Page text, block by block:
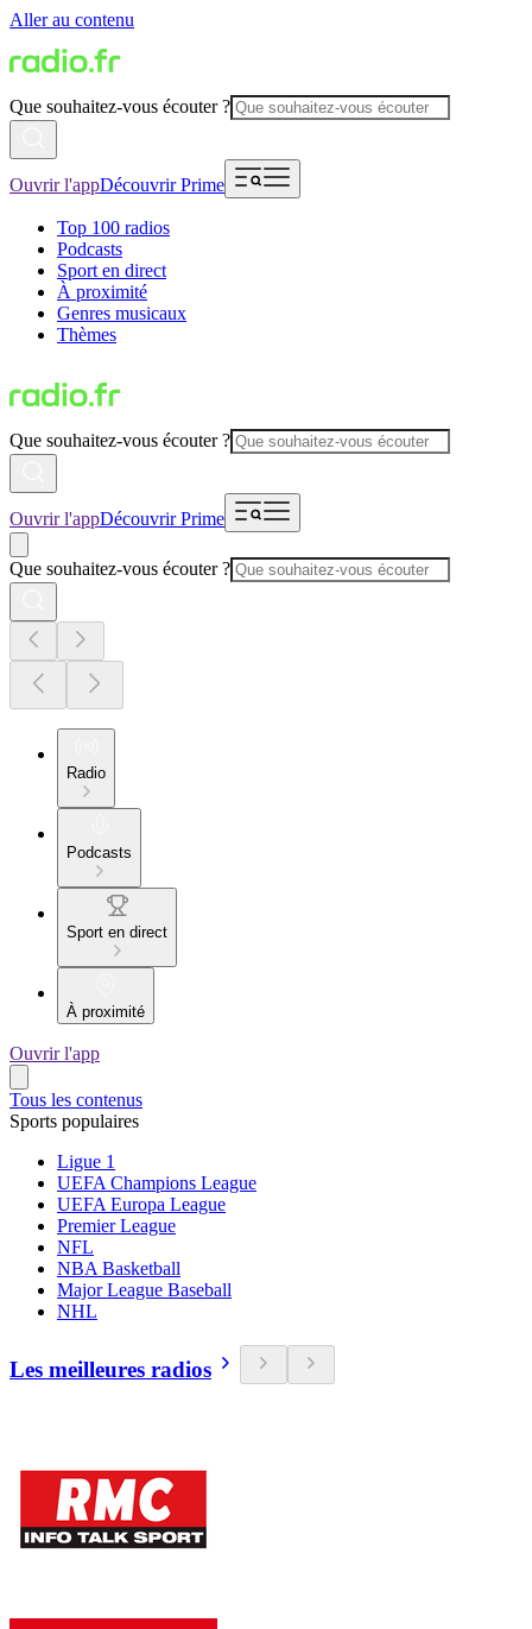
Aller au contenu
Que souhaitez-vous écouter ?
Ouvrir l'appDécouvrir Prime
Top 100 radios
Podcasts
Sport en direct
À proximité
Genres musicaux
Thèmes
Que souhaitez-vous écouter ?
Ouvrir l'appDécouvrir Prime
Que souhaitez-vous écouter ?
Radio
Podcasts
Sport en direct
À proximité
Ouvrir l'app
Tous les contenus
Sports populaires
Ligue 1
UEFA Champions League
UEFA Europa League
Premier League
NFL
NBA Basketball
Major League Baseball
NHL
Les meilleures radios